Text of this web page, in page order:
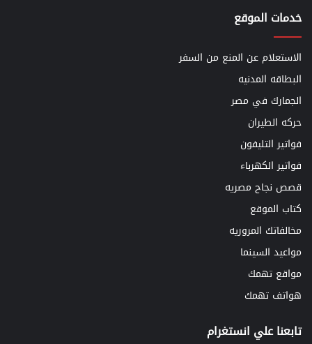
خدمات الموقع
الاستعلام عن المنع من السفر
البطاقه المدنيه
الجمارك في مصر
حركه الطيران
فواتير التليفون
فواتير الكهرباء
قصص نجاح مصريه
كتاب الموقع
مخالفاتك المروريه
مواعيد السينما
مواقع تهمك
هواتف تهمك
تابعنا علي انستغرام